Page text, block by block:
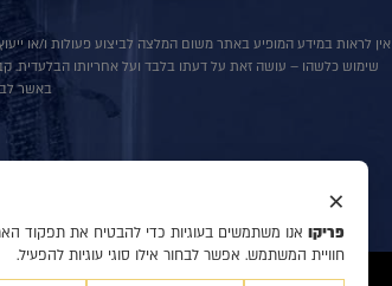
אין לראות במידע המופיע באתר משום המלצה לביצוע פעולות ו/או
שימוש כלשהו – עושה זאת על דעתו בלבד ועל אחריותו הבלעדית.
באשר
© 2020 כל הזכויות שמורות לפריקו מט"ח, ניהול סיכונים, ייעוץ והשקעות, המידע דלעיל מיועד לעיונו ולשמושו הבלעדי של המנוי אין למוסרו לאחר ו/או להעתיקו בכל דרך שהיא.
×
פריקו אנו משתמשים בעוגיות כדי להבטיח את תפקוד
חוויית המשתמש. אפשר לבחור אילו סוגי עוגיות להפעיל.